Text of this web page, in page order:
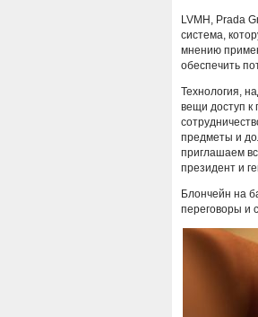
LVMH, Prada
система,
мнению
обеспечить
Технология,
вещи доступ к
предметы и
приглашаем
президент и
Блончейн на
переговоры и